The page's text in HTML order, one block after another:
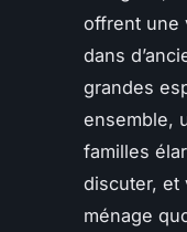
offrent une
dans
grandes
ensemble,
familles
discuter, et
ménage